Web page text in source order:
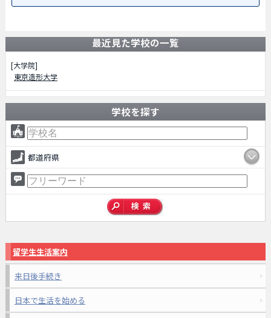
最近見た学校の一覧
[大学院]
東京造形大学
学校を探す
都道府県
留学生生活案内
来日後手続き
日本で生活を始める